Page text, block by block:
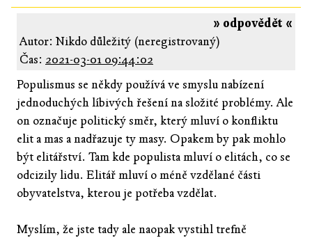
» odpovědět «
Autor: Nikdo důležitý (neregistrovaný)
Čas: 2021-03-01 09:44:02
Populismus se někdy používá ve smyslu nabízení
jednoduchých líbivých řešení na složité problémy. Ale
on označuje politický směr, který mluví o konfliktu
elit a mas a nadřazuje ty masy. Opakem by pak mohlo
být elitářství. Tam kde populista mluví o elitách, co se
odcizily lidu. Elitář mluví o méně vzdělané části
obyvatelstva, kterou je potřeba vzdělat.
Myslím, že jste tady ale naopak vystihl trefně